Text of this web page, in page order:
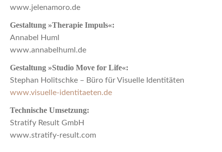
www.jelenamoro.de
Gestaltung »Therapie Impuls«:
Annabel Huml
www.annabelhuml.de
Gestaltung »Studio Move for Life«:
Stephan Holitschke – Büro für Visuelle Identitäten
www.visuelle-identitaeten.de
Technische Umsetzung:
Stratify Result GmbH
www.stratify-result.com